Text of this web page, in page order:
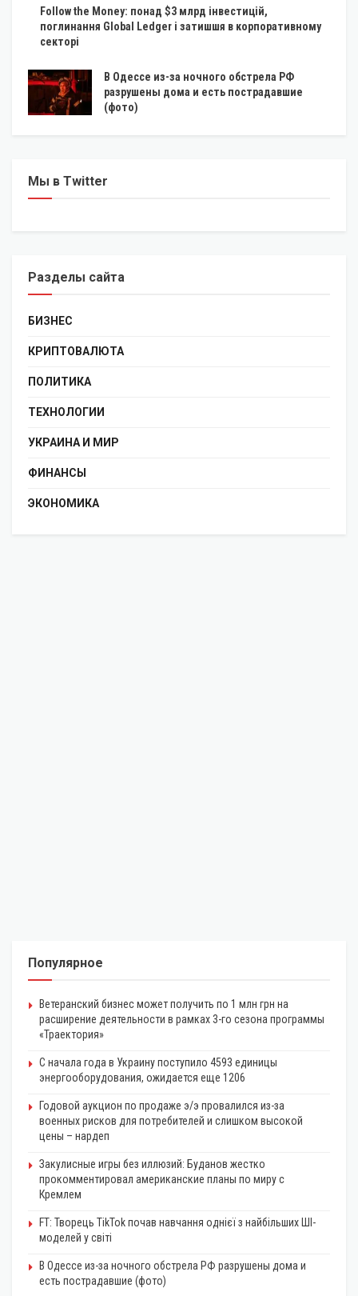
Follow the Money: понад $3 млрд інвестицій,
поглинання Global Ledger і затишшя в корпоративному
секторі
В Одессе из-за ночного обстрела РФ
разрушены дома и есть пострадавшие
(фото)
Мы в Twitter
Разделы сайта
БИЗНЕС
КРИПТОВАЛЮТА
ПОЛИТИКА
ТЕХНОЛОГИИ
УКРАИНА И МИР
ФИНАНСЫ
ЭКОНОМИКА
Популярное
Ветеранский бизнес может получить по 1 млн грн на
расширение деятельности в рамках 3-го сезона программы
«Траектория»
С начала года в Украину поступило 4593 единицы
энергооборудования, ожидается еще 1206
Годовой аукцион по продаже э/э провалился из-за
военных рисков для потребителей и слишком высокой
цены – нардеп
Закулисные игры без иллюзий: Буданов жестко
прокомментировал американские планы по миру с
Кремлем
FT: Творець TikTok почав навчання однієї з найбільших ШІ-
моделей у світі
В Одессе из-за ночного обстрела РФ разрушены дома и
есть пострадавшие (фото)